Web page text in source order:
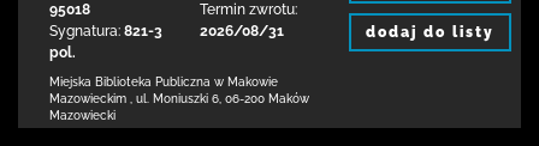
95018
Sygnatura: 821-3
pol.
Termin zwrotu:
2026/08/31
Miejska Biblioteka Publiczna w Makowie
Mazowieckim
ul. Moniuszki 6 06-200 Maków
Mazowiecki
dodaj do listy